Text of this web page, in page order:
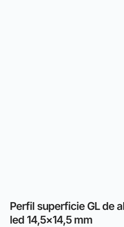
Perfil superficie GL de
led 14,5×14,5 mm